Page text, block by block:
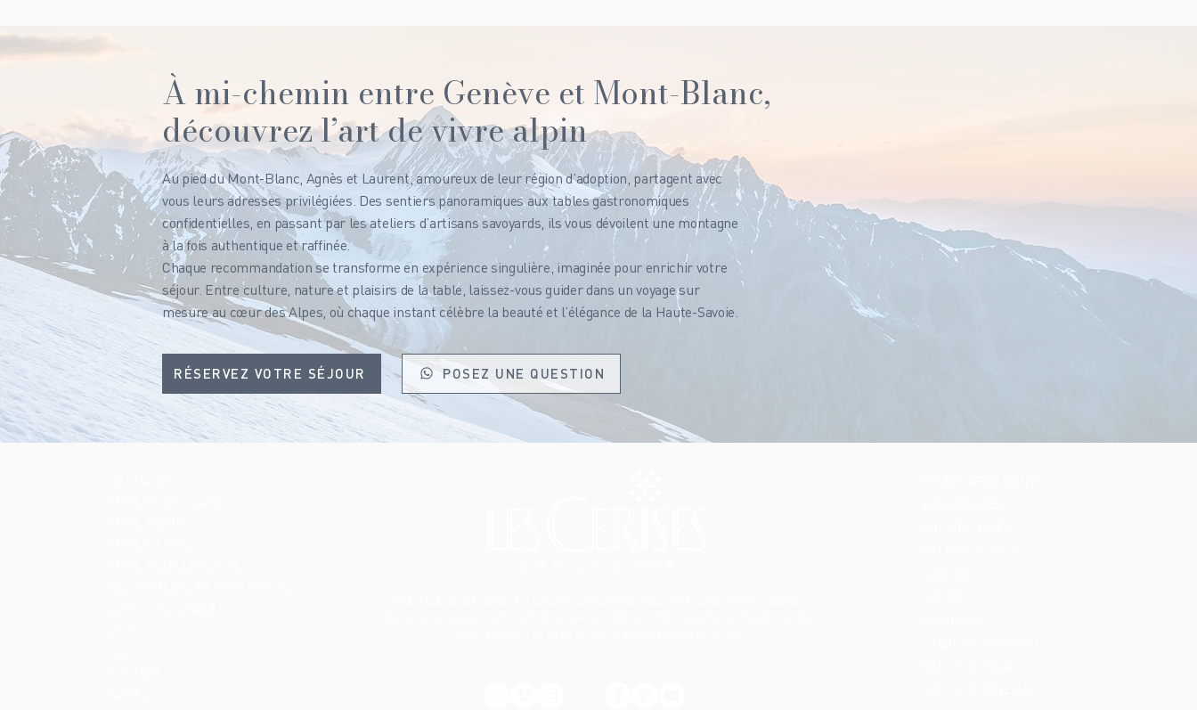
À mi-chemin entre Genève et Mont-Blanc,
découvrez l’art de vivre alpin
Au pied du Mont-Blanc, Agnès et Laurent, amoureux de leur région d’adoption, partagent avec
vous leurs adresses privilégiées. Des sentiers panoramiques aux tables gastronomiques
confidentielles, en passant par les ateliers d’artisans savoyards, ils vous dévoilent une montagne
à la fois authentique et raffinée.
Chaque recommandation se transforme en expérience singulière, imaginée pour enrichir votre
séjour. Entre culture, nature et plaisirs de la table, laissez-vous guider dans un voyage sur
mesure au cœur des Alpes, où chaque instant célèbre la beauté et l’élégance de la Haute-Savoie.
RÉSERVEZ VOTRE SÉJOUR POSEZ UNE QUESTION